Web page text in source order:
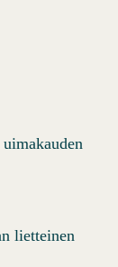
lietteinen